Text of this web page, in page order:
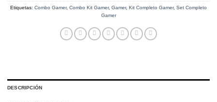
Etiquetas: Combo Gamer, Combo Kit Gamer, Gamer, Kit Completo Gamer, Set Completo
Gamer
DESCRIPCIÓN